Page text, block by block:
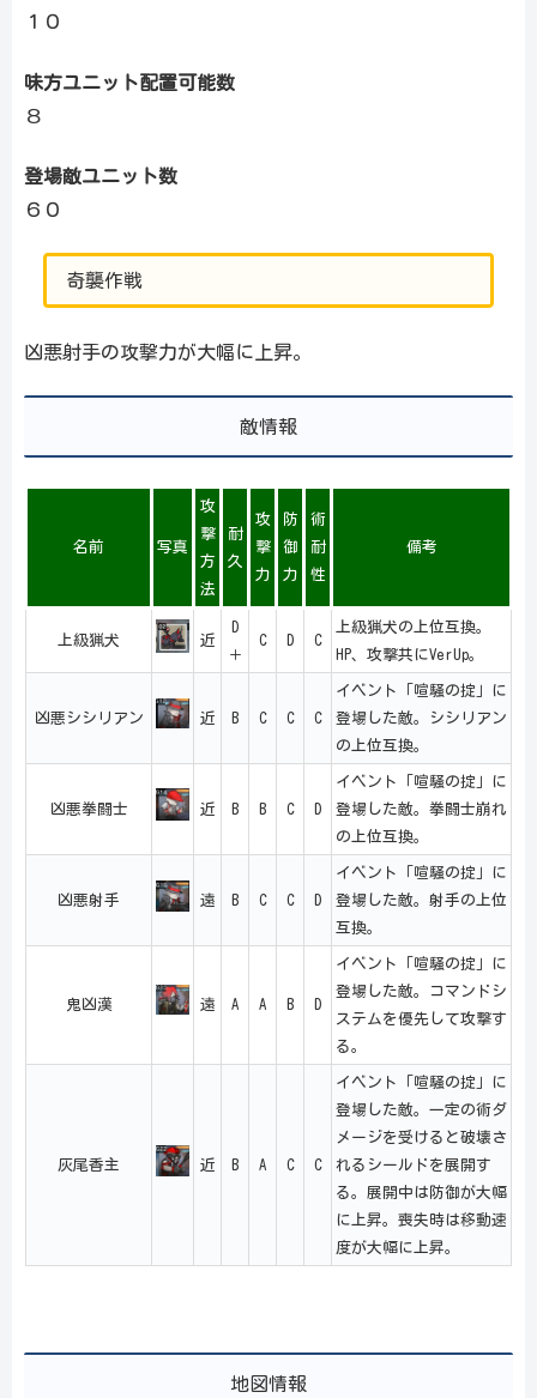
１０
味方ユニット配置可能数
８
登場敵ユニット数
６０
奇襲作戦
凶悪射手の攻撃力が大幅に上昇。
敵情報
名前 写真
攻
撃
方
法
耐
久
攻
撃
力
防
御
力
術
耐
性
備考
上級猟犬 近
D
＋
C D C
上級猟犬の上位互換。
HP、攻撃共にVerUp。
凶悪シシリアン 近 B C C C
イベント「喧騒の掟」に
登場した敵。シシリアン
の上位互換。
凶悪拳闘士 近 B B C D
イベント「喧騒の掟」に
登場した敵。拳闘士崩れ
の上位互換。
凶悪射手 遠 B C C D
イベント「喧騒の掟」に
登場した敵。射手の上位
互換。
鬼凶漢 遠 A A B D
イベント「喧騒の掟」に
登場した敵。コマンドシ
ステムを優先して攻撃す
る。
灰尾香主 近 B A C C
イベント「喧騒の掟」に
登場した敵。一定の術ダ
メージを受けると破壊さ
れるシールドを展開す
る。展開中は防御が大幅
に上昇。喪失時は移動速
度が大幅に上昇。
地図情報